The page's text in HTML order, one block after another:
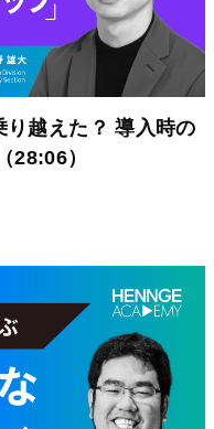
越えた？ 導入時の
28:06）